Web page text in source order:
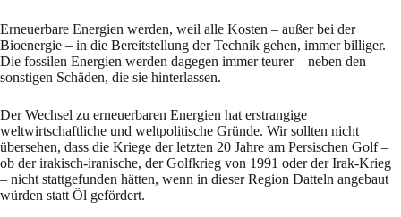
Erneuerbare Energien werden, weil alle Kosten – außer bei der
Bioenergie – in die Bereitstellung der Technik gehen, immer billiger.
Die fossilen Energien werden dagegen immer teurer – neben den
sonstigen Schäden, die sie hinterlassen.
Der Wechsel zu erneuerbaren Energien hat erstrangige
weltwirtschaftliche und weltpolitische Gründe. Wir sollten nicht
übersehen, dass die Kriege der letzten 20 Jahre am Persischen Golf –
ob der irakisch-iranische, der Golfkrieg von 1991 oder der Irak-Krieg
– nicht stattgefunden hätten, wenn in dieser Region Datteln angebaut
würden statt Öl gefördert.